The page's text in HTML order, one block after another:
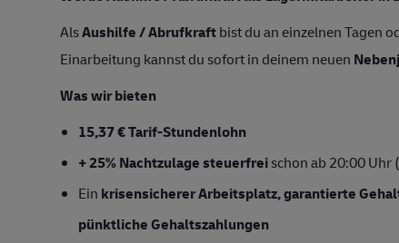
AlsAushilfe / Abrufkraftbist du an einzelnen Tagen
Einarbeitung kannst du sofort in deinem neuen
Was wir bieten
15,37 € Tarif-Stundenlohn
+ 25% Nachtzulage steuerfreischon ab 20:00 Uhr
Ein krisensicherer Arbeitsplatz, garantierte
pünktliche Gehaltszahlungen